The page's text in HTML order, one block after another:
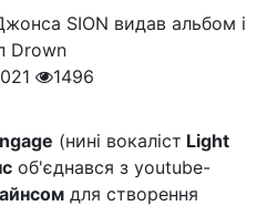
1496
(нині вокаліст Light
об'єднався з youtube-
для створення